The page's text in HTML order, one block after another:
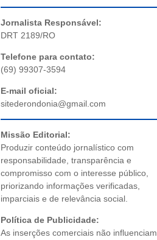
Jornalista Responsável:
DRT 2189/RO
Telefone para contato:
(69) 99307-3594
E-mail oficial:
sitederondonia@gmail.com
Missão Editorial:
Produzir conteúdo jornalístico com
responsabilidade, transparência e
compromisso com o interesse público,
priorizando informações verificadas,
imparciais e de relevância social.
Política de Publicidade:
As inserções comerciais não influenciam